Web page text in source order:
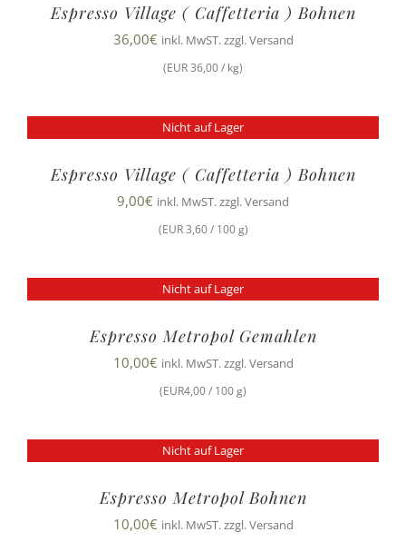
Espresso Village ( Caffetteria ) Bohnen
36,00€ inkl. MwST. zzgl. Versand
(EUR 36,00 / kg)
Nicht auf Lager
Espresso Village ( Caffetteria ) Bohnen
9,00€ inkl. MwST. zzgl. Versand
(EUR 3,60 / 100 g)
Nicht auf Lager
Espresso Metropol Gemahlen
10,00€ inkl. MwST. zzgl. Versand
(EUR4,00 / 100 g)
Nicht auf Lager
Espresso Metropol Bohnen
10,00€ inkl. MwST. zzgl. Versand